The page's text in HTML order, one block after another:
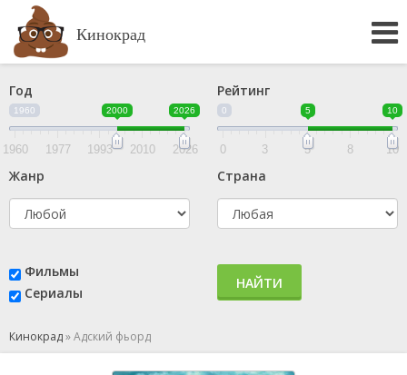
Кинокрад
Год
1960 2000 2026
1960 1977 1993 2010 2026
Рейтинг
0 5 10
0 3 5 8 10
Жанр Страна
Фильмы
Сериалы
НАЙТИ
Кинокрад»Адский фьорд